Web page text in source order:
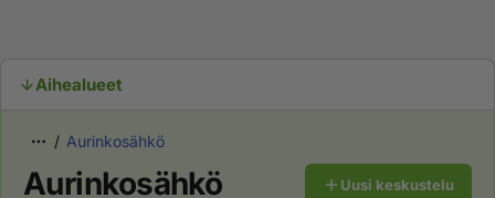
Aihealueet
Aurinkosähkö
Aurinkosähkö Uusi keskustelu